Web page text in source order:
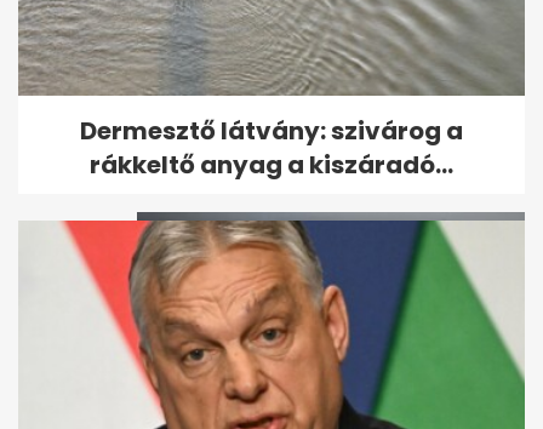
Az olasz futball válsága:
Guardiola sokkolta, Mancini...
Dermesztő látvány: szivárog a
rákkeltő anyag a kiszáradó...